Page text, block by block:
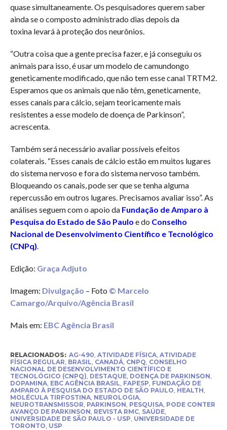
quase simultaneamente. Os pesquisadores querem saber
ainda se o composto administrado dias depois da
toxina levará à proteção dos neurônios.
“Outra coisa que a gente precisa fazer, e já conseguiu os
animais para isso, é usar um modelo de camundongo
geneticamente modificado, que não tem esse canal TRTM2.
Esperamos que os animais que não têm, geneticamente,
esses canais para cálcio, sejam teoricamente mais
resistentes a esse modelo de doença de Parkinson”,
acrescenta.
Também será necessário avaliar possíveis efeitos
colaterais. “Esses canais de cálcio estão em muitos lugares
do sistema nervoso e fora do sistema nervoso também.
Bloqueando os canais, pode ser que se tenha alguma
repercussão em outros lugares. Precisamos avaliar isso”. As
análises seguem com o apoio da Fundação de Amparo à
Pesquisa do Estado de São Paulo e do Conselho
Nacional de Desenvolvimento Científico e Tecnológico
(CNPq).
Edição: Graça Adjuto
Imagem: Divulgação – Foto © Marcelo
Camargo/Arquivo/Agência Brasil
Mais em: EBC Agência Brasil
RELACIONADOS: AG-490, ATIVIDADE FÍSICA, ATIVIDADE
FÍSICA REGULAR, BRASIL, CANADÁ, CNPQ, CONSELHO
NACIONAL DE DESENVOLVIMENTO CIENTÍFICO E
TECNOLÓGICO (CNPQ), DESTAQUE, DOENÇA DE PARKINSON,
DOPAMINA, EBC AGÊNCIA BRASIL, FAPESP, FUNDAÇÃO DE
AMPARO À PESQUISA DO ESTADO DE SÃO PAULO, HEALTH,
MOLÉCULA TIRFOSTINA, NEUROLOGIA,
NEUROTRANSMISSOR, PARKINSON, PESQUISA, PODE CONTER
AVANÇO DE PARKINSON, REVISTA RMC, SAÚDE,
UNIVERSIDADE DE SÃO PAULO - USP, UNIVERSIDADE DE
TORONTO, USP